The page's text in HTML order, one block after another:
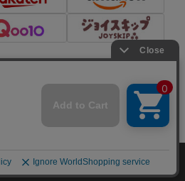
特定商取引法に関する表示